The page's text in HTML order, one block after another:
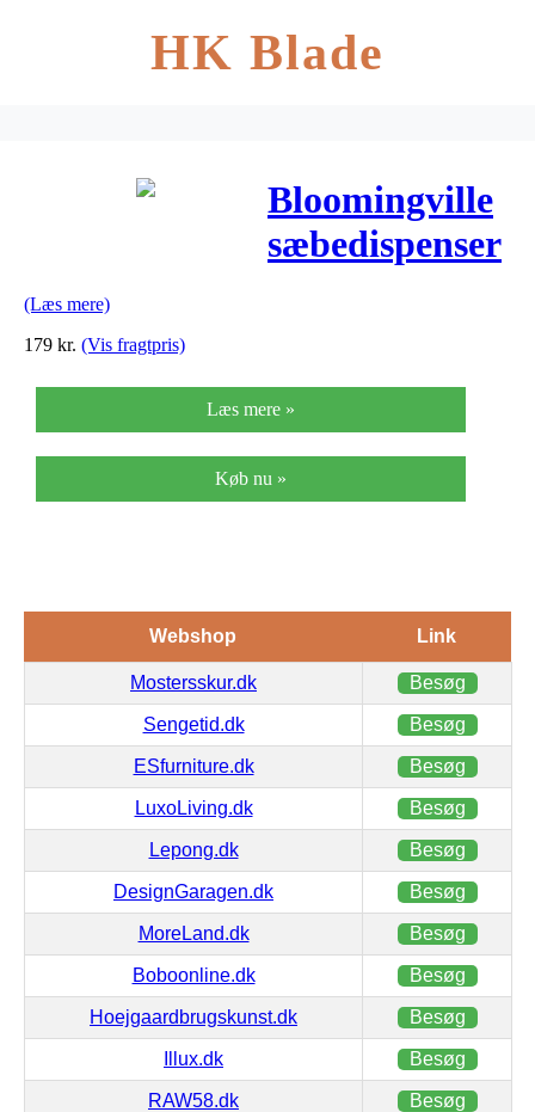
HK Blade
Bloomingville
sæbedispenser
(Læs mere)
179 kr. (Vis fragtpris)
Læs mere »
Køb nu »
Webshop Link
Mostersskur.dk Besøg
Sengetid.dk Besøg
ESfurniture.dk Besøg
LuxoLiving.dk Besøg
Lepong.dk Besøg
DesignGaragen.dk Besøg
MoreLand.dk Besøg
Boboonline.dk Besøg
Hoejgaardbrugskunst.dk Besøg
Illux.dk Besøg
RAW58.dk Besøg